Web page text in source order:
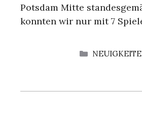
Potsdam Mitte
konnten wir nur mit 7